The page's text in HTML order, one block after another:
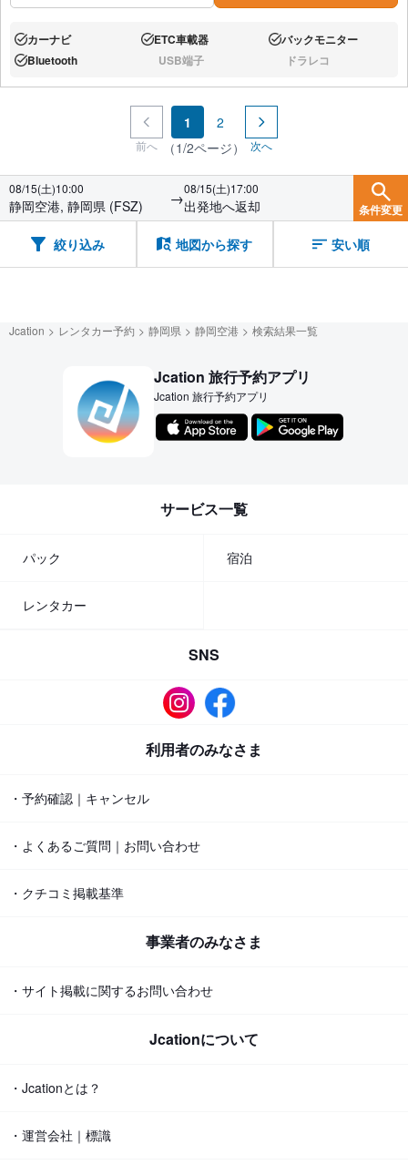
あり:カーナビ あり:ETC車載器 あり:バックモニター
あり:Bluetooth なし:USB端子 なし:ドラレコ
前へ
1
2
（1/2ページ）
次へ
08/15(土)10:00
静岡空港, 静岡県 (FSZ) →08/15(土)17:00
出発地へ返却 条件変更
絞り込み 地図から探す 安い順
Jcation レンタカー予約 静岡県 静岡空港 検索結果一覧
Jcation 旅行予約アプリ
Jcation 旅行予約アプリ
サービス一覧
パック 宿泊
レンタカー
SNS
利用者のみなさま
・予約確認｜キャンセル
・よくあるご質問｜お問い合わせ
・クチコミ掲載基準
事業者のみなさま
・サイト掲載に関するお問い合わせ
Jcationについて
・Jcationとは？
・運営会社｜標識